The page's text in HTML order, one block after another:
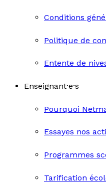
Conditions
Politique de
Entente de
Enseignant·e·s
Pourquoi
Essayes nos
Programmes
Tarification